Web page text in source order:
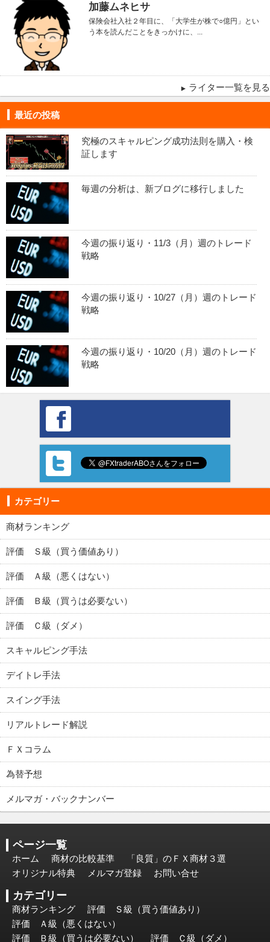
加藤ムネヒサ
保険会社入社２年目に、「大学生が株で○億円」とい
う本を読んだことをきっかけに、...
ライター一覧を見る
最近の投稿
究極のスキャルピング成功法則を購入・検
証します
毎週の分析は、新ブログに移行しました
今週の振り返り・11/3（月）週のトレード
戦略
今週の振り返り・10/27（月）週のトレード
戦略
今週の振り返り・10/20（月）週のトレード
戦略
カテゴリー
商材ランキング
評価 Ｓ級（買う価値あり）
評価 Ａ級（悪くはない）
評価 Ｂ級（買うは必要ない）
評価 Ｃ級（ダメ）
スキャルピング手法
デイトレ手法
スイング手法
リアルトレード解説
ＦＸコラム
為替予想
メルマガ・バックナンバー
ページ一覧
ホーム 商材の比較基準
「良質」のＦＸ商材３選
オリジナル特典
メルマガ登録 お問い合せ
カテゴリー
商材ランキング
評価 Ｓ級（買う価値あり）
評価 Ａ級（悪くはない）
評価 Ｂ級（買うは必要ない）
評価 Ｃ級（ダメ）